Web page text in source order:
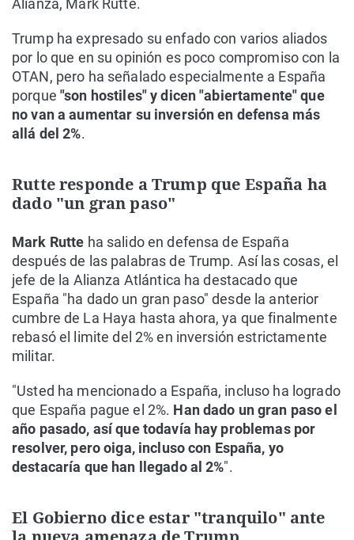
Alianza, Mark Rutte.
Trump ha expresado su enfado con varios aliados
por lo que en su opinión es poco compromiso con la
OTAN, pero ha señalado especialmente a España
porque "son hostiles" y dicen "abiertamente" que
no van a aumentar su inversión en defensa más
allá del 2%.
Rutte responde a Trump que España ha
dado "un gran paso"
Mark Rutte ha salido en defensa de España
después de las palabras de Trump. Así las cosas, el
jefe de la Alianza Atlántica ha destacado que
España "ha dado un gran paso" desde la anterior
cumbre de La Haya hasta ahora, ya que finalmente
rebasó el limite del 2% en inversión estrictamente
militar.
"Usted ha mencionado a España, incluso ha logrado
que España pague el 2%. Han dado un gran paso el
año pasado, así que todavía hay problemas por
resolver, pero oiga, incluso con España, yo
destacaría que han llegado al 2%".
El Gobierno dice estar "tranquilo" ante